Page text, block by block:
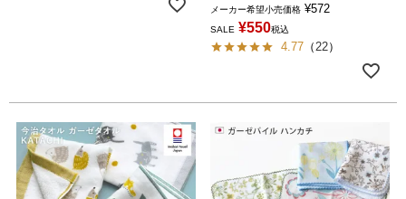
メーカー希望小売価格 ¥572
SALE ¥550税込
4.77 （ 22）